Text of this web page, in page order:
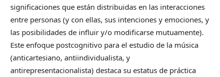
significaciones que están distribuidas en las interacciones
entre personas (y con ellas, sus intenciones y emociones, y
las posibilidades de influir y/o modificarse mutuamente).
Este enfoque postcognitivo para el estudio de la música
(anticartesiano, antiindividualista, y
antirepresentacionalista) destaca su estatus de práctica